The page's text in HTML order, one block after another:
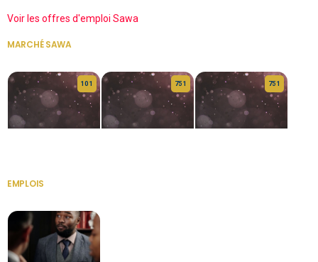
Voir les offres d'emploi Sawa
MARCHÉ SAWA
10 1 75 1 75 1
EMPLOIS